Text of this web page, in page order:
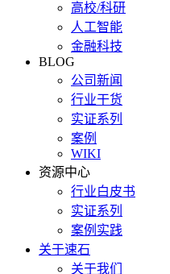
高校/科研
人工智能
金融科技
BLOG
公司新闻
行业干货
实证系列
案例
WIKI
资源中心
行业白皮书
实证系列
案例实践
关于速石
关于我们